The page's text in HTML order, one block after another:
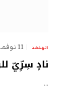
الهدهد 11 نوفمبر، 2025
نادٍ سِرِّيّ
…